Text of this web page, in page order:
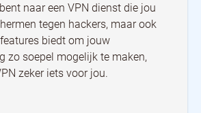
naar een VPN dienst die jou
tegen hackers, maar ook
biedt om jouw
zo soepel mogelijk te maken,
zeker iets voor jou.